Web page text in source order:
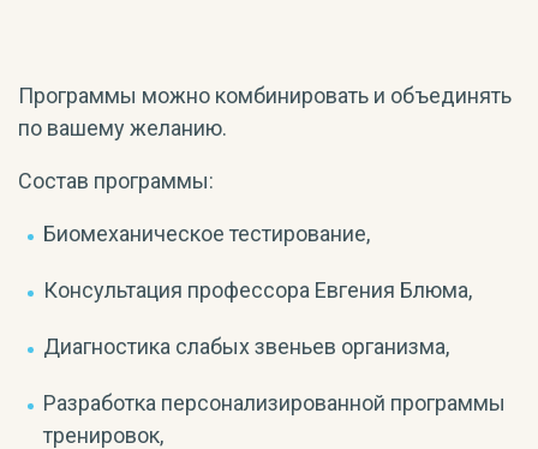
Программы можно комбинировать и объединять
по вашему желанию.
Состав программы:
Биомеханическое тестирование,
Консультация профессора Евгения Блюма,
Диагностика слабых звеньев организма,
Разработка персонализированной программы
тренировок,